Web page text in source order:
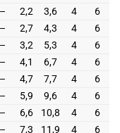
– 2,2 3,6 4
6
– 2,7 4,3 4
6
– 3,2 5,3 4
6
– 4,1 6,7 4
6
– 4,7 7,7 4
6
– 5,9 9,6 4
6
– 6,6 10,8 4
6
– 7,3 11,9 4 6